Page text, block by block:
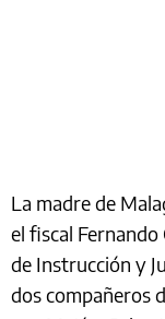
La madre de
el fiscal
de Instrucción y
dos compañeros